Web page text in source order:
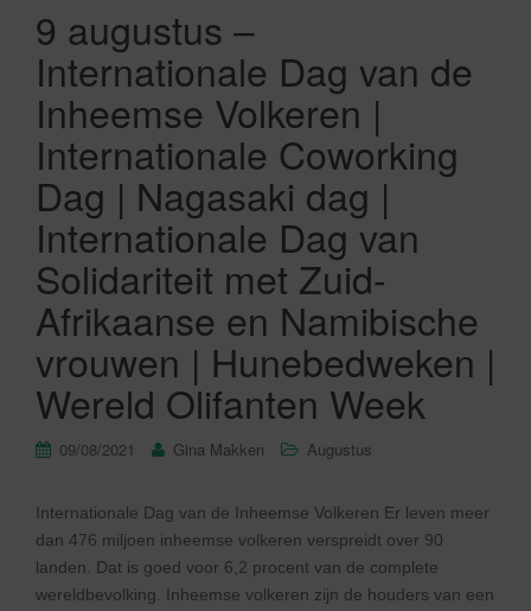
9 augustus –
Internationale Dag van de
Inheemse Volkeren |
Internationale Coworking
Dag | Nagasaki dag |
Internationale Dag van
Solidariteit met Zuid-
Afrikaanse en Namibische
vrouwen | Hunebedweken |
Wereld Olifanten Week
09/08/2021 Gina Makken Augustus
Internationale Dag van de Inheemse Volkeren Er leven meer
dan 476 miljoen inheemse volkeren verspreidt over 90
landen. Dat is goed voor 6,2 procent van de complete
wereldbevolking. Inheemse volkeren zijn de houders van een